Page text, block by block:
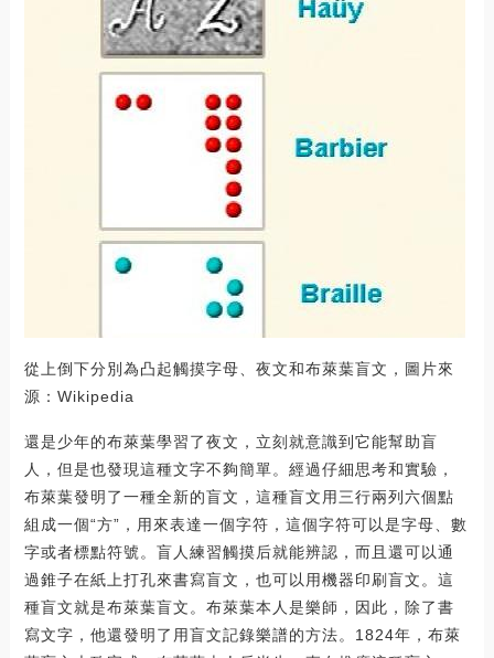
從上倒下分別為凸起觸摸字母、夜文和布萊葉盲文，圖片來
源：Wikipedia
還是少年的布萊葉學習了夜文，立刻就意識到它能幫助盲
人，但是也發現這種文字不夠簡單。經過仔細思考和實驗，
布萊葉發明了一種全新的盲文，這種盲文用三行兩列六個點
組成一個“方”，用來表達一個字符，這個字符可以是字母、數
字或者標點符號。盲人練習觸摸后就能辨認，而且還可以通
過錐子在紙上打孔來書寫盲文，也可以用機器印刷盲文。這
種盲文就是布萊葉盲文。布萊葉本人是樂師，因此，除了書
寫文字，他還發明了用盲文記錄樂譜的方法。1824年，布萊